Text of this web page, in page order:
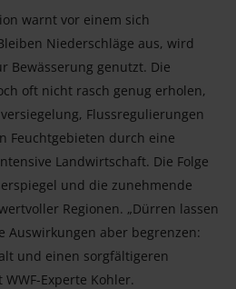
warnt vor einem sich
Niederschläge aus, wird
Bewässerung genutzt. Die
oft nicht rasch genug erholen,
Flussregulierungen
Feuchtgebieten durch eine
Landwirtschaft. Die Folge
und die zunehmende
Regionen. „Dürren lassen
Auswirkungen aber begrenzen:
und einen sorgfältigeren
Experte Kohler.